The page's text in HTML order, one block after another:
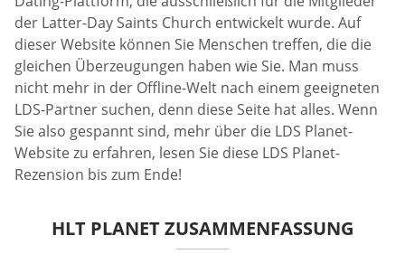
der Latter-Day Saints Church entwickelt wurde. Auf
dieser Website können Sie Menschen treffen, die die
gleichen Überzeugungen haben wie Sie. Man muss
nicht mehr in der Offline-Welt nach einem geeigneten
LDS-Partner suchen, denn diese Seite hat alles. Wenn
Sie also gespannt sind, mehr über die LDS Planet-
Website zu erfahren, lesen Sie diese LDS Planet-
Rezension bis zum Ende!
HLT PLANET ZUSAMMENFASSUNG